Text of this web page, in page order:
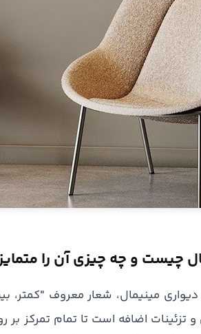
چیست و چه چیزی آن را
تزئینات اضافه است تا تمام تمرکز